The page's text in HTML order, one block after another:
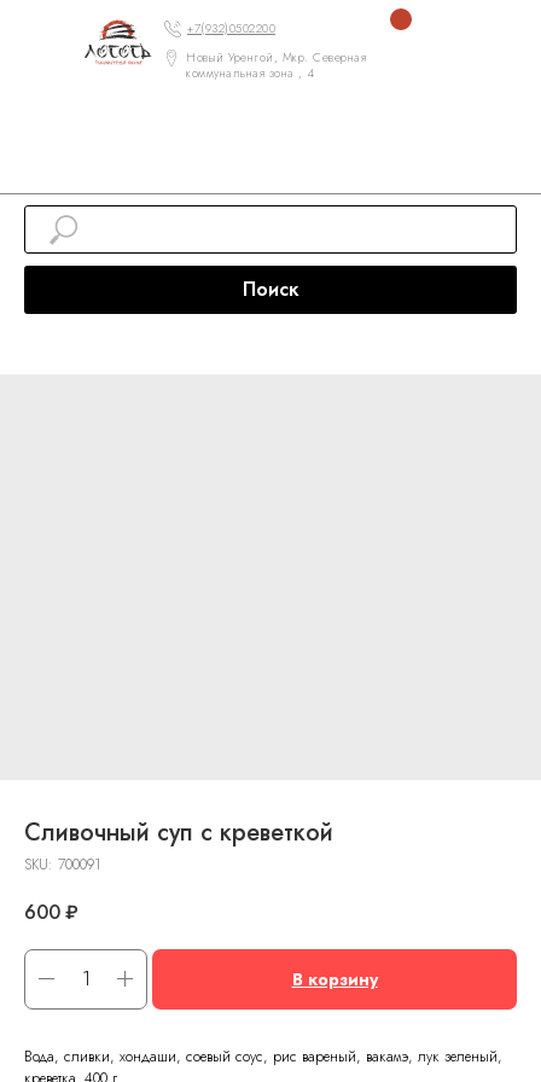
+7(932)0502200
Новый Уренгой, Мкр. Северная
коммунальная зона , 4
Поиск
Сливочный суп с креветкой
SKU: 700091
600₽
В корзину
Вода, сливки, хондаши, соевый соус, рис вареный, вакамэ, лук зеленый,